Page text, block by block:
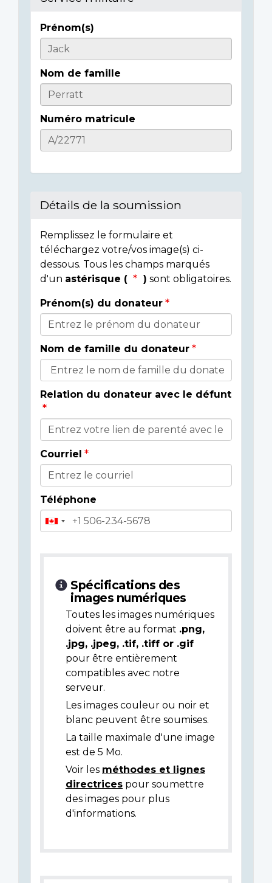
Informations
sur
l'individu
Prénom(s)
Nom de famille
Numéro matricule
Détails de la soumission
Remplissez le formulaire et
téléchargez votre/vos image(s) ci-
dessous. Tous les champs marqués
d'un astérisque ( ) sont obligatoires.
Détails
du
donateur
Prénom(s) du donateur
Nom de famille du donateur
Relation du donateur avec le défunt
Courriel
Téléphone
Spécifications des
images numériques
Toutes les images numériques
doivent être au format .png,
.jpg, .jpeg, .tif, .tiff or .gif
pour être entièrement
compatibles avec notre
serveur.
Les images couleur ou noir et
blanc peuvent être soumises.
La taille maximale d'une image
est de 5 Mo.
Voir les méthodes et lignes
directrices pour soumettre
des images pour plus
d'informations.